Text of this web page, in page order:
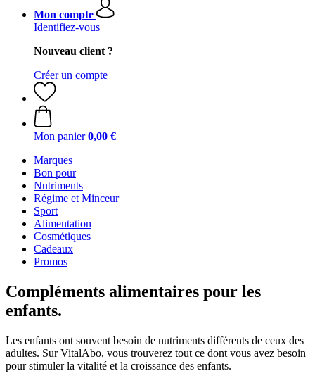
Mon compte
Identifiez-vous
Nouveau client ?
Créer un compte
Mon panier 0,00 €
Marques
Bon pour
Nutriments
Régime et Minceur
Sport
Alimentation
Cosmétiques
Cadeaux
Promos
Compléments alimentaires pour les
enfants.
Les enfants ont souvent besoin de nutriments différents de ceux des
adultes. Sur VitalAbo, vous trouverez tout ce dont vous avez besoin
pour stimuler la vitalité et la croissance des enfants.